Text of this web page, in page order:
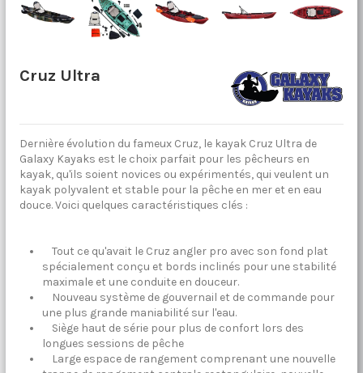
Cruz Ultra
Dernière évolution du fameux Cruz, le kayak Cruz Ultra de
Galaxy Kayaks est le choix parfait pour les pêcheurs en
kayak, qu'ils soient novices ou expérimentés, qui veulent un
kayak polyvalent et stable pour la pêche en mer et en eau
douce. Voici quelques caractéristiques clés :
Tout ce qu'avait le Cruz angler pro avec son fond plat
spécialement conçu et bords inclinés pour une stabilité
maximale et une conduite en douceur.
Nouveau système de gouvernail et de commande pour
une plus grande maniabilité sur l'eau.
Siège haut de série pour plus de confort lors des
longues sessions de pêche
Large espace de rangement comprenant une nouvelle